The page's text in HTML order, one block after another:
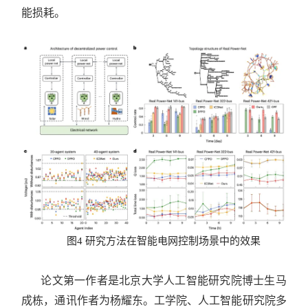
能损耗。
图4 研究方法在智能电网控制场景中的效果
论文第一作者是北京大学人工智能研究院博士生马
成栋，通讯作者为杨耀东。工学院、人工智能研究院多